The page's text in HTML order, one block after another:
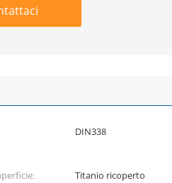
DIN338
Titanio ricoperto